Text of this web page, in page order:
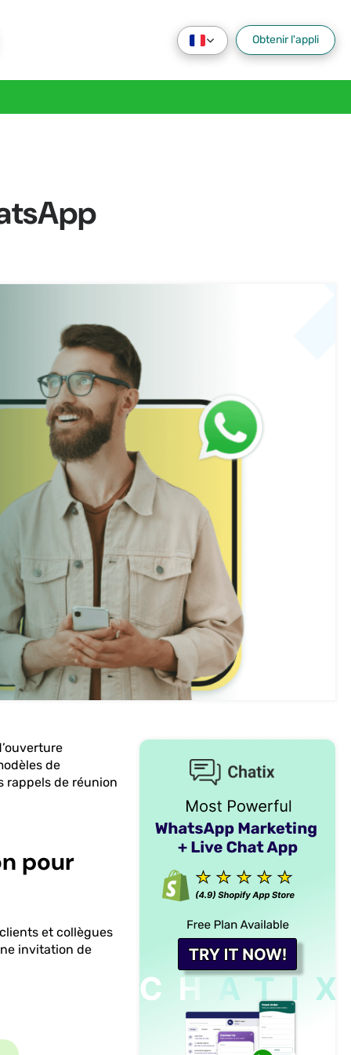
Obtenir l'appli
de
rappels de réunion
pour
et collègues
invitation de